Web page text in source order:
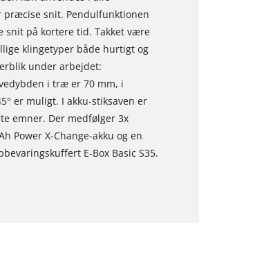
præcise snit. Pendulfunktionen
snit på kortere tid. Takket være
klingetyper både hurtigt og
under arbejdet:
i træ er 70 mm, i
er muligt. I akku-stiksaven er
emner. Der medfølger 3x
Power X-Change-akku og en
E-Box Basic S35.